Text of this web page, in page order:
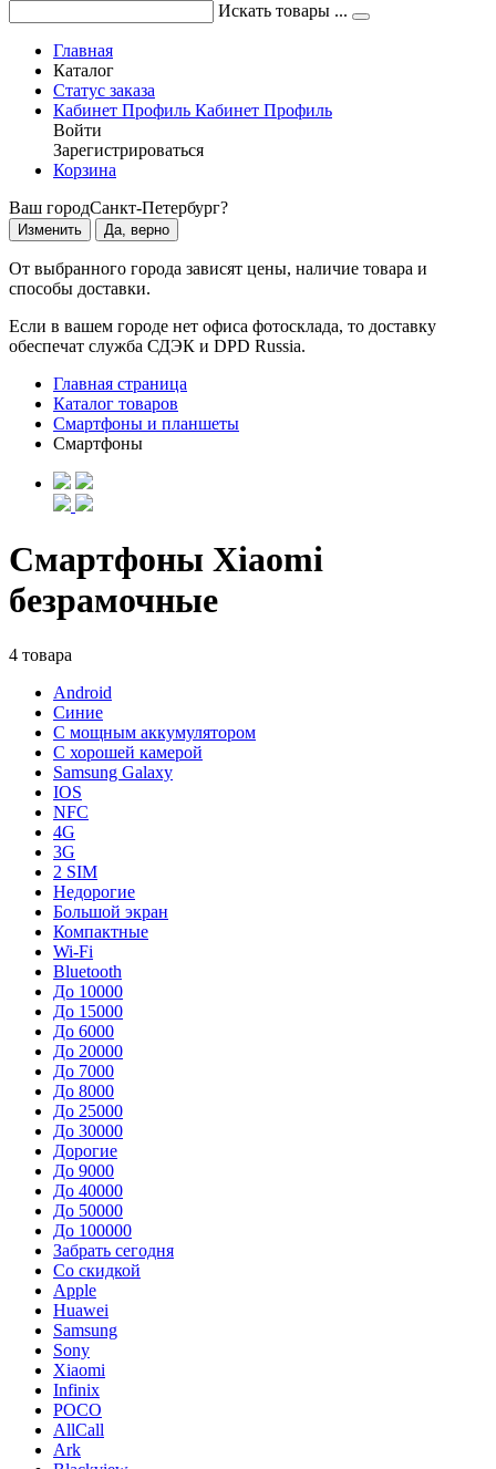
Искать товары ...
Главная
Каталог
Статус заказа
Кабинет Профиль Кабинет Профиль
Войти
Зарегистрироваться
Корзина
Ваш городСанкт-Петербург?
Изменить Да, верно
От выбранного города зависят цены, наличие товара и
способы доставки.
Если в вашем городе нет офиса фотосклада, то доставку
обеспечат служба СДЭК и DPD Russia.
Главная страница
Каталог товаров
Смартфоны и планшеты
Смартфоны
Смартфоны Xiaomi
безрамочные
4 товара
Android
Синие
С мощным аккумулятором
С хорошей камерой
Samsung Galaxy
IOS
NFC
4G
3G
2 SIM
Недорогие
Большой экран
Компактные
Wi-Fi
Bluetooth
До 10000
До 15000
До 6000
До 20000
До 7000
До 8000
До 25000
До 30000
Дорогие
До 9000
До 40000
До 50000
До 100000
Забрать сегодня
Со скидкой
Apple
Huawei
Samsung
Sony
Xiaomi
Infinix
POCO
AllCall
Ark